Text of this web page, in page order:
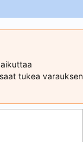
tukea varauksen